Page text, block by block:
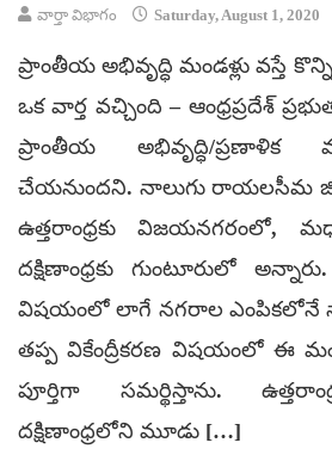
వార్తా విభాగం Saturday, August 1, 2020
ప్రాంతీయ అభివృద్ధి మండళ్లు వస్తే
ఒక వార్త వచ్చింది – ఆంధ్రప్రదేశ్
ప్రాంతీయ అభివృద్ధి/ప్రణాళిక
చేయనుందని. నాలుగు రాయలసీమ
ఉత్తరాంధ్రకు విజయనగరంలో,
దక్షిణాంధ్రకు గుంటూరులో
విషయంలో లాగే నగరాల ఎంపికలోనే
తప్ప వికేంద్రీకరణ విషయంలో ఈ
పూర్తిగా సమర్థిస్తాను.
దక్షిణాంధ్రలోని మూడు […]